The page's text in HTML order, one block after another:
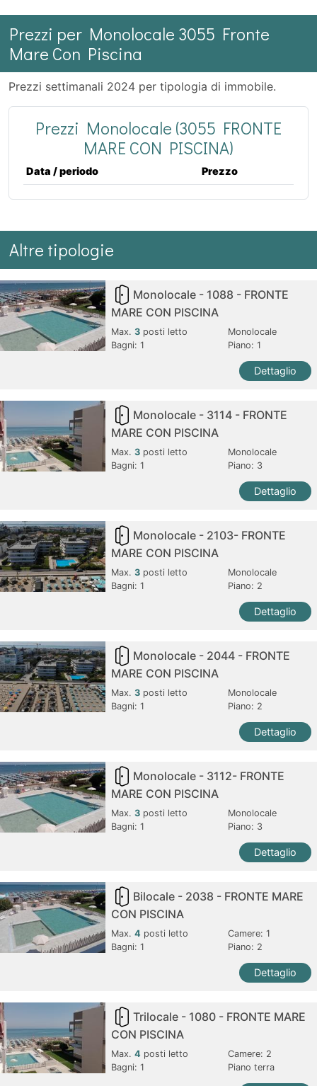
Prezzi per Monolocale 3055 Fronte
Mare Con Piscina
Prezzi settimanali 2024 per tipologia di immobile.
Prezzi Monolocale (3055 FRONTE
MARE CON PISCINA)
Data / periodo Prezzo
Altre tipologie
Monolocale - 1088 - FRONTE
MARE CON PISCINA
Max.3 posti letto
Monolocale
Bagni:1 Piano: 1
Dettaglio
Monolocale - 3114 - FRONTE
MARE CON PISCINA
Max.3 posti letto
Monolocale
Bagni:1 Piano: 3
Dettaglio
Monolocale - 2103- FRONTE
MARE CON PISCINA
Max.3 posti letto
Monolocale
Bagni:1 Piano: 2
Dettaglio
Monolocale - 2044 - FRONTE
MARE CON PISCINA
Max.3 posti letto
Monolocale
Bagni:1 Piano: 2
Dettaglio
Monolocale - 3112- FRONTE
MARE CON PISCINA
Max.3 posti letto
Monolocale
Bagni:1 Piano: 3
Dettaglio
Bilocale - 2038 - FRONTE MARE
CON PISCINA
Max.4 posti letto Camere:1
Bagni:1 Piano: 2
Dettaglio
Trilocale - 1080 - FRONTE MARE
CON PISCINA
Max.4 posti letto Camere: 2
Bagni:1 Piano terra